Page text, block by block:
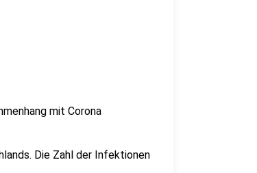
mit Corona
Die Zahl der Infektionen